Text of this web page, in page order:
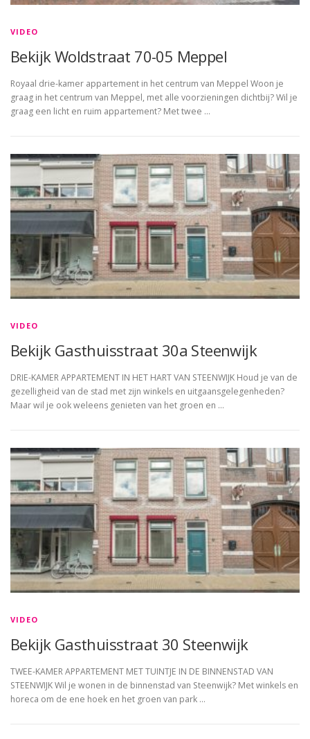
VIDEO
Bekijk Woldstraat 70-05 Meppel
Royaal drie-kamer appartement in het centrum van Meppel Woon je
graag in het centrum van Meppel, met alle voorzieningen dichtbij? Wil je
graag een licht en ruim appartement? Met twee …
VIDEO
Bekijk Gasthuisstraat 30a Steenwijk
DRIE-KAMER APPARTEMENT IN HET HART VAN STEENWIJK Houd je van de
gezelligheid van de stad met zijn winkels en uitgaansgelegenheden?
Maar wil je ook weleens genieten van het groen en …
VIDEO
Bekijk Gasthuisstraat 30 Steenwijk
TWEE-KAMER APPARTEMENT MET TUINTJE IN DE BINNENSTAD VAN
STEENWIJK Wil je wonen in de binnenstad van Steenwijk? Met winkels en
horeca om de ene hoek en het groen van park …